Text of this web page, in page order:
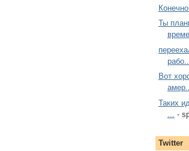
Ты
рабо...
Вот
Таких
-
Twitter